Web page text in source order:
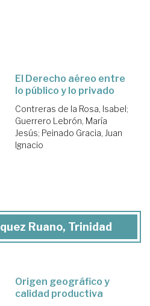
El Derecho aéreo entre
lo público y lo privado
Contreras de la Rosa, Isabel;
Guerrero Lebrón, María
Jesús; Peinado Gracia, Juan
Ignacio
Ruano, Trinidad
Origen geográfico y
calidad productiva